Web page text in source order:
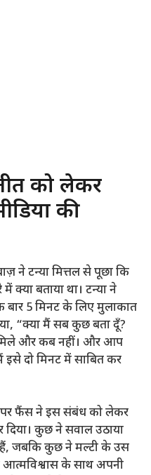
को लेकर
की
ने टन्या मित्तल से पूछा कि
क्या बताया था। टन्या ने
बार 5 मिनट के लिए मुलाकात
“क्या मैं सब कुछ बता दूँ?
और कब नहीं। और आप
दो मिनट में साबित कर
पर फैंस ने इस संबंध को लेकर
कुछ ने सवाल उठाया
हैं, जबकि कुछ ने मल्टी के उस
के साथ अपनी